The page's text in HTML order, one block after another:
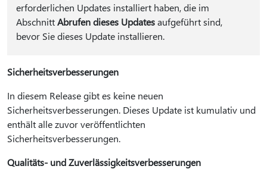
erforderlichen Updates installiert haben, die im
AbschnittAbrufen dieses Updatesaufgeführt sind,
bevor Sie dieses Update installieren.
Sicherheitsverbesserungen
In diesem Release gibt es keine neuen
Sicherheitsverbesserungen. Dieses Update ist kumulativ und
enthält alle zuvor veröffentlichten
Sicherheitsverbesserungen.
Qualitäts- und Zuverlässigkeitsverbesserungen